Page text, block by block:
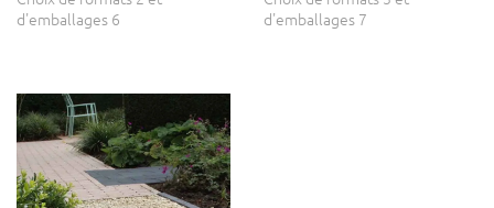
d'emballages 6
d'emballages 7